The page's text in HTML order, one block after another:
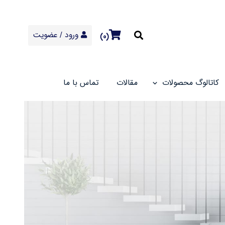
۰ ورود/عضویت
کاتالوگ محصولات مقالات تماس با ما